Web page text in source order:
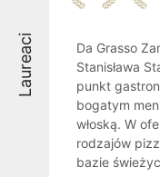
Laureaci
Da Grasso
Stanisława
punkt
bogatym
włoską. W
rodzajów
bazie